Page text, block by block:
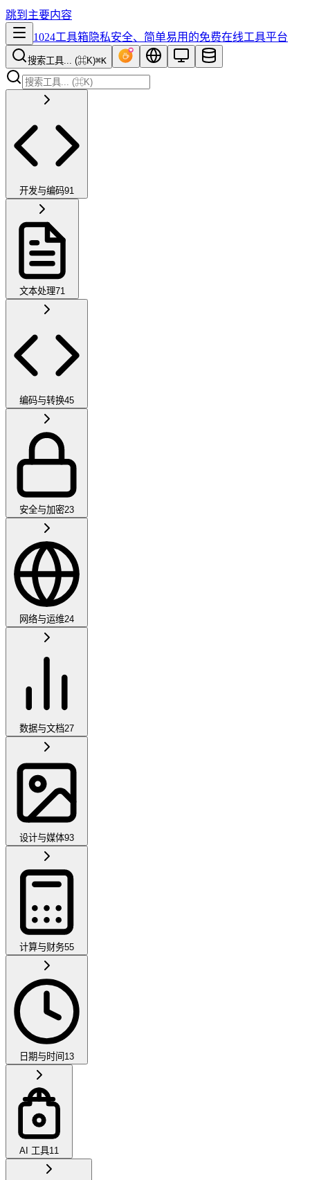
跳到主要内容
1024工具箱隐私安全、简单易用的免费在线工具平台
搜索工具... (⌘K)⌘K
开发与编码91
文本处理71
编码与转换45
安全与加密23
网络与运维24
数据与文档27
设计与媒体93
计算与财务55
日期与时间 13
AI 工具11